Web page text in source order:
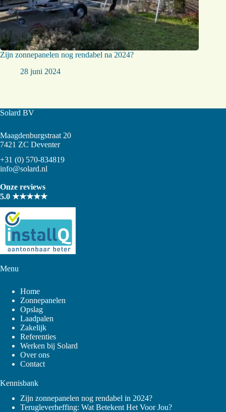
Zijn zonnepanelen nog rendabel na 2024?
28 juni 2024
Solard BV
Maagdenburgstraat 20
7421 ZC Deventer
+31 (0) 570-834819
info@solard.nl
Onze reviews
5.0 ★★★★★
Menu
Home
Zonnepanelen
Opslag
Laadpalen
Zakelijk
Referenties
Werken bij Solard
Over ons
Contact
Kennisbank
Zijn zonnepanelen nog rendabel in 2024?
Terugleverheffing: Wat Betekent Het Voor Jou?